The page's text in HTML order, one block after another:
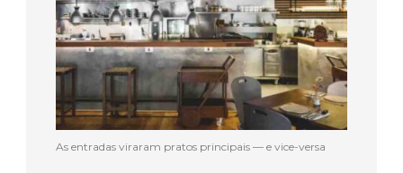
As entradas viraram pratos principais — e vice-versa